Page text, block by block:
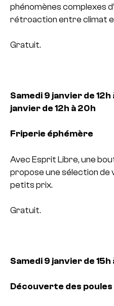
phénomènes complexes
rétroaction entre climat
Gratuit.
Samedi 9 janvier de
janvier de 12h à 20h
Friperie éphémère
Avec Esprit Libre, une
propose une sélection de
petits prix.
Gratuit.
Samedi 9 janvier de 15h
Découverte des poules